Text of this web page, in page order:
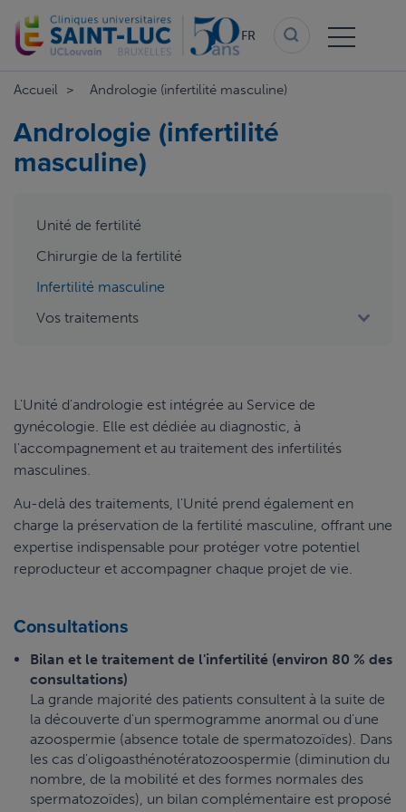
au
contenu
FR
Accueil Andrologie (infertilité masculine)
Andrologie (infertilité
masculine)
aside
Unité de fertilité
Chirurgie de la fertilité
Infertilité masculine
Vos traitements
L'Unité d'andrologie est intégrée au Service de
gynécologie. Elle est dédiée au diagnostic, à
l'accompagnement et au traitement des infertilités
masculines.
Au-delà des traitements, l'Unité prend également en
charge la préservation de la fertilité masculine, offrant une
expertise indispensable pour protéger votre potentiel
reproducteur et accompagner chaque projet de vie.
Consultations
Bilan et le traitement de l'infertilité (environ 80 % des
consultations)
La grande majorité des patients consultent à la suite de
la découverte d'un spermogramme anormal ou d'une
azoospermie (absence totale de spermatozoïdes). Dans
les cas d'oligoasthénotératozoospermie (diminution du
nombre, de la mobilité et des formes normales des
spermatozoïdes), un bilan complémentaire est proposé